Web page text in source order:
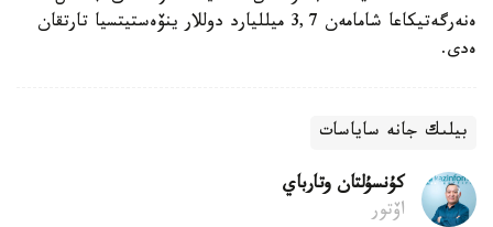
ەنەرگەتيكاعا شامامەن 3,7 ميلليارد دوللار ينۆەستيتسيا تارتقان
ەدى.
بيلىك جانە ساياسات
كۇنسۇلتان وتارباي
اۆتور